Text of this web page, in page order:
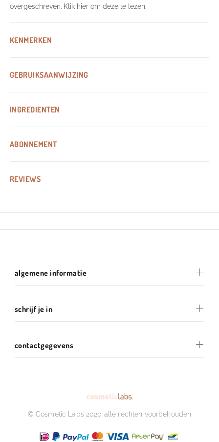
overgeschreven. Klik hier om deze te lezen.
KENMERKEN
GEBRUIKSAANWIJZING
INGREDIENTEN
ABONNEMENT
REVIEWS
algemene informatie
schrijf je in
contactgegevens
© Cosmetic Labs 2020 alle rechten voorbehouden